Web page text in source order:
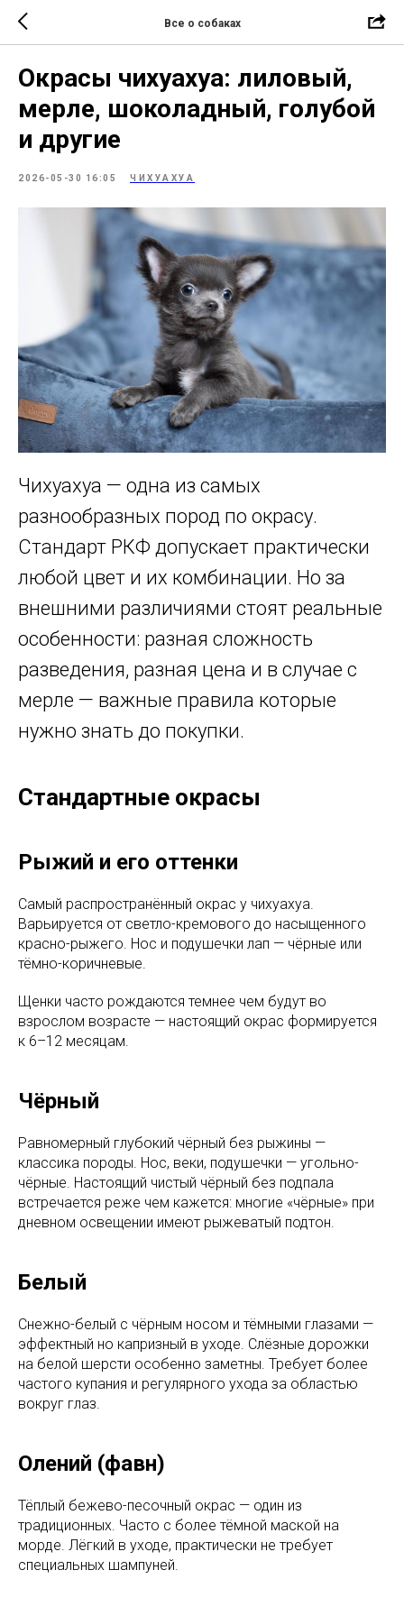
Все о собаках
Окрасы чихуахуа: лиловый,
мерле, шоколадный, голубой
и другие
2026-05-30 16:05 ЧИХУАХУА
Чихуахуа — одна из самых
разнообразных пород по окрасу.
Стандарт РКФ допускает практически
любой цвет и их комбинации. Но за
внешними различиями стоят реальные
особенности: разная сложность
разведения, разная цена и в случае с
мерле — важные правила которые
нужно знать до покупки.
Стандартные окрасы
Рыжий и его оттенки
Самый распространённый окрас у чихуахуа.
Варьируется от светло-кремового до насыщенного
красно-рыжего. Нос и подушечки лап — чёрные или
тёмно-коричневые.
Щенки часто рождаются темнее чем будут во
взрослом возрасте — настоящий окрас формируется
к 6–12 месяцам.
Чёрный
Равномерный глубокий чёрный без рыжины —
классика породы. Нос, веки, подушечки — угольно-
чёрные. Настоящий чистый чёрный без подпала
встречается реже чем кажется: многие «чёрные» при
дневном освещении имеют рыжеватый подтон.
Белый
Снежно-белый с чёрным носом и тёмными глазами —
эффектный но капризный в уходе. Слёзные дорожки
на белой шерсти особенно заметны. Требует более
частого купания и регулярного ухода за областью
вокруг глаз.
Олений (фавн)
Тёплый бежево-песочный окрас — один из
традиционных. Часто с более тёмной маской на
морде. Лёгкий в уходе, практически не требует
специальных шампуней.